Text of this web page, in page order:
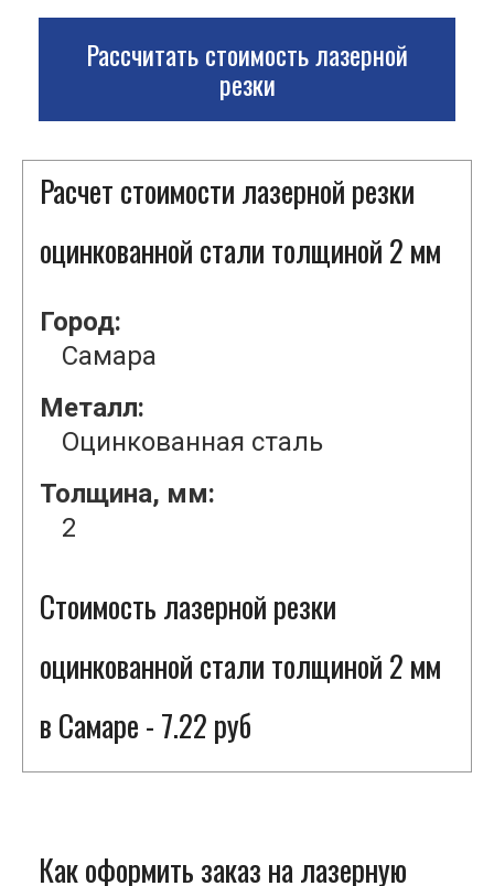
Рассчитать стоимость лазерной
резки
Расчет стоимости лазерной резки
оцинкованной стали толщиной 2 мм
Город:
Самара
Металл:
Оцинкованная сталь
Толщина, мм:
2
Стоимость лазерной резки
оцинкованной стали толщиной 2 мм
в Самаре - 7.22 руб
Как оформить заказ на лазерную